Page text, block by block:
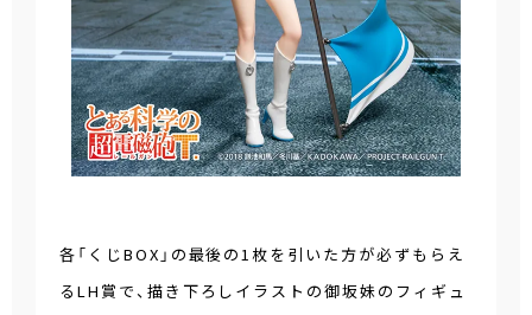
各「くじBOX」の最後の1枚を引いた方が必ずもらえ
るLH賞で、描き下ろしイラストの御坂妹のフィギュ